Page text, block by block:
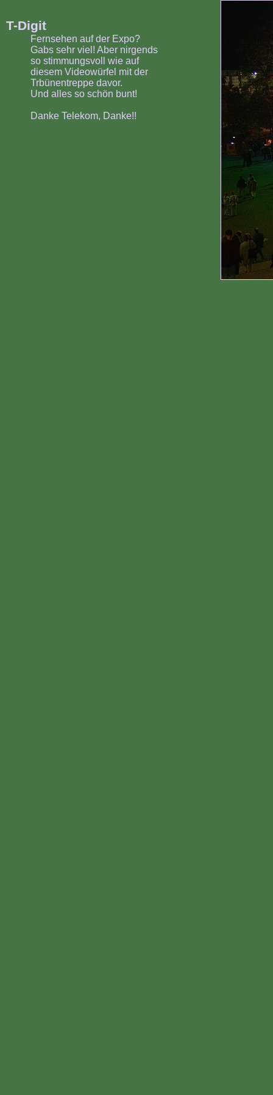
T-Digit
Fernsehen auf der Expo?
Gabs sehr viel! Aber nirgends
so stimmungsvoll wie auf
diesem Videowürfel mit der
Trbünentreppe davor.
Und alles so schön bunt!
Danke Telekom, Danke!!